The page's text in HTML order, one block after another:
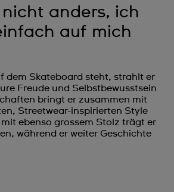
anders, ich
auf mich
dem Skateboard steht, strahlt er
Freude und Selbstbewusstsein
bringt er zusammen mit
Streetwear-inspirierten Style
ebenso grossem Stolz trägt er
während er weiter Geschichte